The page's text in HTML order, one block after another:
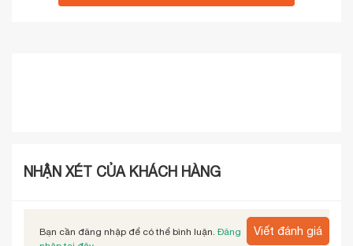
NHẬN XÉT CỦA KHÁCH HÀNG
Viết đánh giá
Bạn cần đăng nhập để có thể bình luận. Đăng